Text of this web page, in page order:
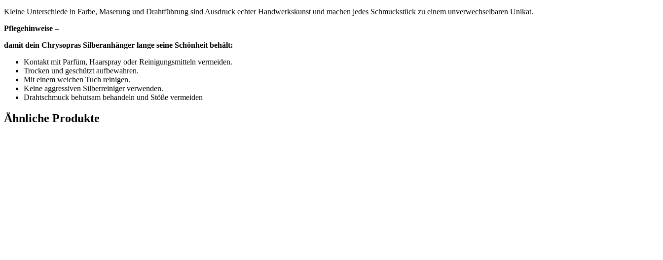
Kleine Unterschiede in Farbe, Maserung und Drahtführung sind Ausdruck echter Handwerkskunst und machen jedes Schmuckstück zu einem unverwechselbaren Unikat.
Pflegehinweise –
damit dein Chrysopras Silberanhänger lange seine Schönheit behält:
Kontakt mit Parfüm, Haarspray oder Reinigungsmitteln vermeiden.
Trocken und geschützt aufbewahren.
Mit einem weichen Tuch reinigen.
Keine aggressiven Silberreiniger verwenden.
Drahtschmuck behutsam behandeln und Stöße vermeiden
Ähnliche Produkte